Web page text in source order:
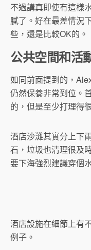
不過講真即使有這樣
膩了。好在最差情況
些，還是比較OK的。
公共空間和活
如同前面提到的，
仍然保養非常到位。
的，但是至少打理得
酒店沙灘其實分上下
石，垃圾也清理很及
要下海強烈建議穿個
酒店設施在細節上有
例子。